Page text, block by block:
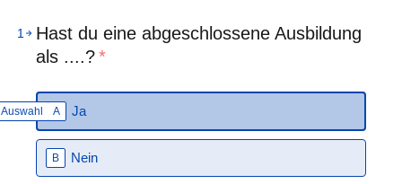
1
Hast du eine abgeschlossene Ausbildung
als ....?*
Auswahl A Ja
B Nein